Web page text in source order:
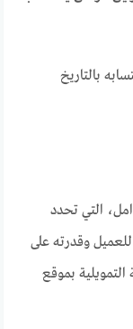
بالتاريخ
التي تحدد
للعميل وقدرته على
بموقع